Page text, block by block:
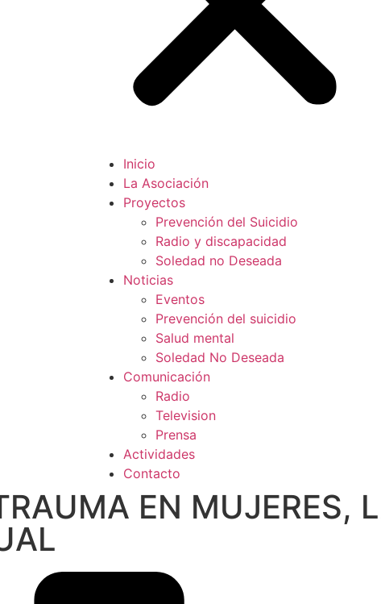
Inicio
La Asociación
Proyectos
Prevención del Suicidio
Radio y discapacidad
Soledad no Deseada
Noticias
Eventos
Prevención del suicidio
Salud mental
Soledad No Deseada
Comunicación
Radio
Television
Prensa
Actividades
Contacto
EN MUJERES,